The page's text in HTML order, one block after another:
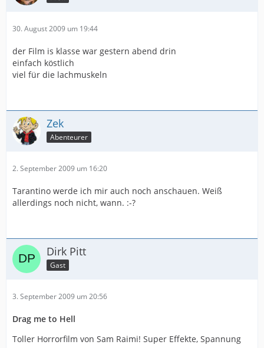
30. August 2009 um 19:44
der Film is klasse war gestern abend drin
einfach köstlich
viel für die lachmuskeln
Zek
Abenteurer
2. September 2009 um 16:20
Tarantino werde ich mir auch noch anschauen. Weiß
allerdings noch nicht, wann. :-?
Dirk Pitt
Gast
3. September 2009 um 20:56
Drag me to Hell
Toller Horrorfilm von Sam Raimi! Super Effekte, Spannung